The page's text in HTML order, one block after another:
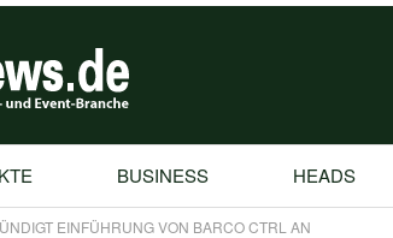
BUSINESS HEADS
EINFÜHRUNG VON BARCO CTRL AN